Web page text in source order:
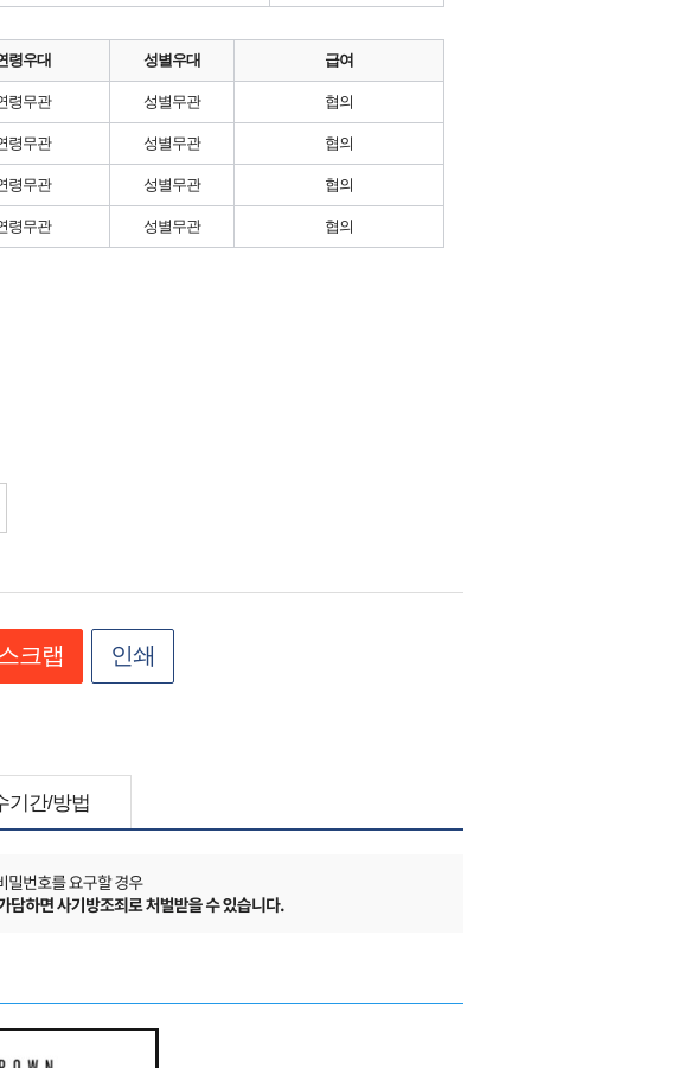
령우대 성별우대 급여
령무관 성별무관 협의
령무관 성별무관 협의
령무관 성별무관 협의
령무관 성별무관 협의
크랩 인쇄
기간/방법